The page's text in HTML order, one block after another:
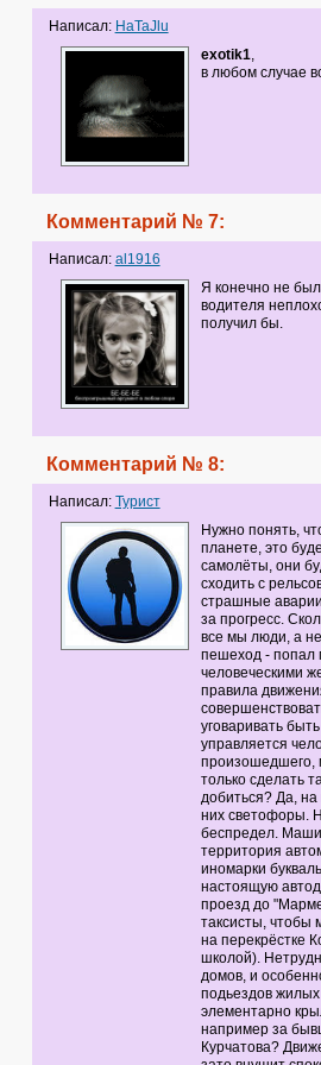
Написал: HaTaJlu
exotik1,
в любом случае
Комментарий № 7:
Написал: al1916
Я конечно не
водителя
получил бы.
Комментарий № 8:
Написал: Турист
Нужно понять,
планете, это
самолёты, они
сходить с
страшные
за прогресс.
все мы люди, а
пешеход - попал
человеческими
правила
уговаривать
управляется
произошедшего,
только сделать
добиться? Да,
них светофоры.
беспредел.
территория
иномарки
настоящую
проезд до
таксисты, чтобы
на перекрёстке
школой).
домов, и
подьездов
элементарно
например за
Курчатова?